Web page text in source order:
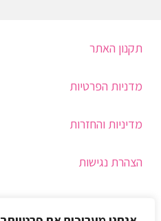
תקנון האתר
מדניות הפרטיות
מדיניות והחזרות
הצהרת נגישות